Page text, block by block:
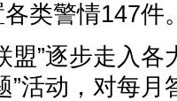
类警情147件
”逐步走入各
”活动，对每